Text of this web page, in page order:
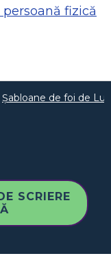
fizică
Șabloane de foi de
SCRIERE